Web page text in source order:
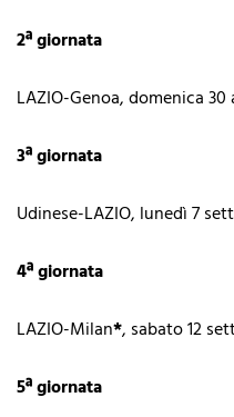
2ª giornata
LAZIO-Genoa, domenica
3ª giornata
Udinese-LAZIO, lunedì 7
4ª giornata
LAZIO-Milan*, sabato 12
5ª giornata